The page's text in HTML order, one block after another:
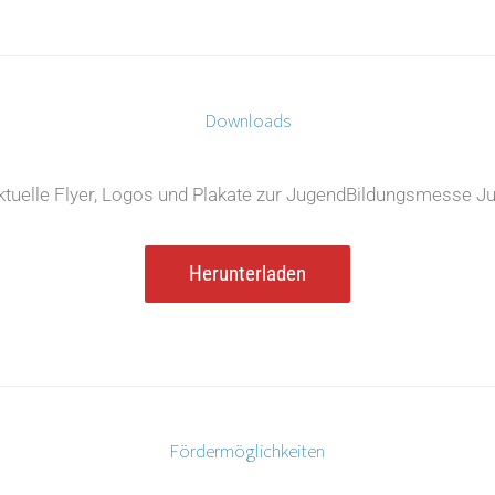
Downloads
Flyer, Logos und Plakate zur JugendBildungsmesse
Herunterladen
Fördermöglichkeiten